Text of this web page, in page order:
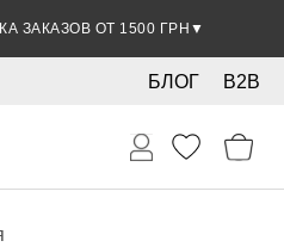
ЗАКАЗОВ ОТ 1500 ГРН ▼
B2B
БЛОГ